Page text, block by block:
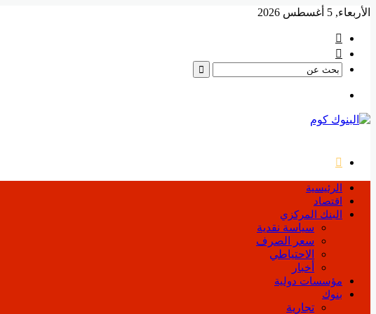
الأربعاء, 5 أغسطس 2026
بحث
الرئيسية
اقتصاد
البنك المركزي
سياسة نقدية
سعر الصرف
الاحتياطي
أخبار
مؤسسات دولية
بنوك
تجارية